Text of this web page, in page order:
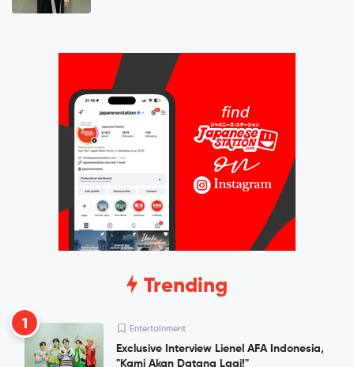
Trending
1 Entertainment
Exclusive Interview Lienel AFA Indonesia,
"Kami Akan Datang Lagi!"